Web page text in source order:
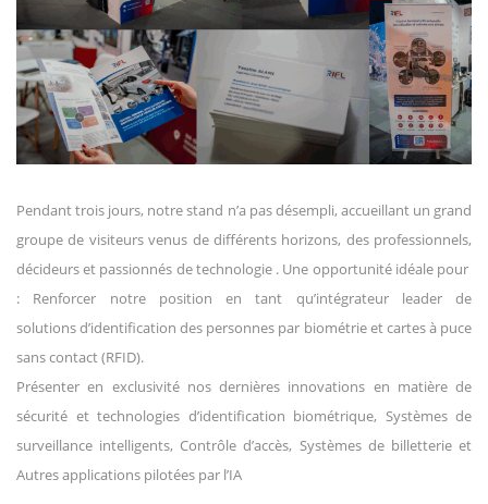
Pendant trois jours, notre stand n’a pas désempli, accueillant un grand
groupe de visiteurs venus de différents horizons, des professionnels,
décideurs et passionnés de technologie . Une opportunité idéale pour
: Renforcer notre position en tant qu’intégrateur leader de
solutions d’identification des personnes par biométrie et cartes à puce
sans contact (RFID).
Présenter en exclusivité nos dernières innovations en matière de
sécurité et technologies d’identification biométrique, Systèmes de
surveillance intelligents, Contrôle d’accès, Systèmes de billetterie et
Autres applications pilotées par l’IA